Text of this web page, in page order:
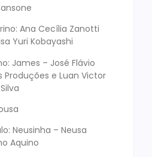
Ana Cecília Zanotti
Yuri Kobayashi
James – José Flávio
Produções e Luan Victor
Neusinha – Neusa
Aquino